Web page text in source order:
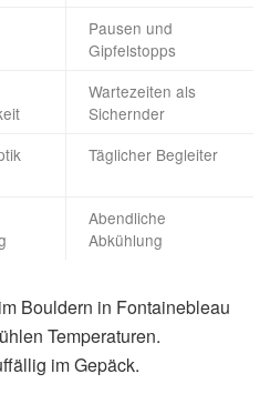
Pausen und
Gipfelstopps
Wartezeiten als
Sichernder
Täglicher Begleiter
Abendliche
Abkühlung
Bouldern in Fontainebleau
Temperaturen.
im Gepäck.